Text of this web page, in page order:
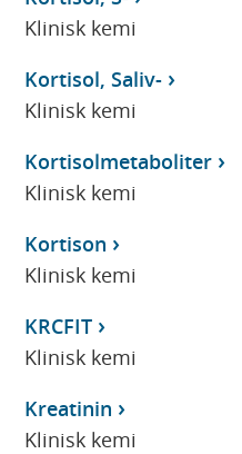
Klinisk kemi
Kortisol, Saliv-
Klinisk kemi
Kortisolmetaboliter
Klinisk kemi
Kortison
Klinisk kemi
KRCFIT
Klinisk kemi
Kreatinin
Klinisk kemi